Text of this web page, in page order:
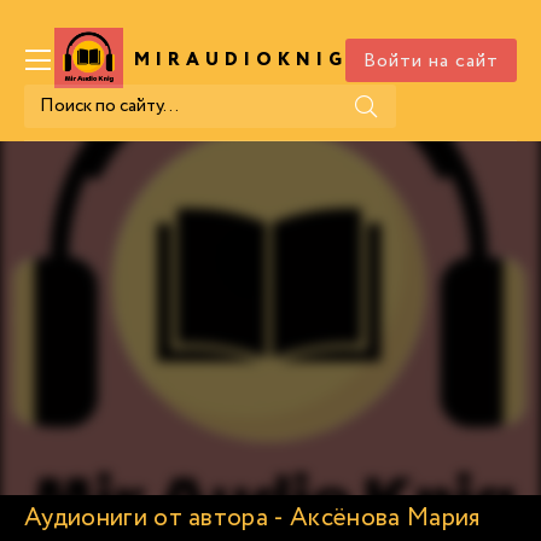
MIRAUDIOKNIG .COM
Войти на сайт
Аудиониги от автора - Аксёнова Мария